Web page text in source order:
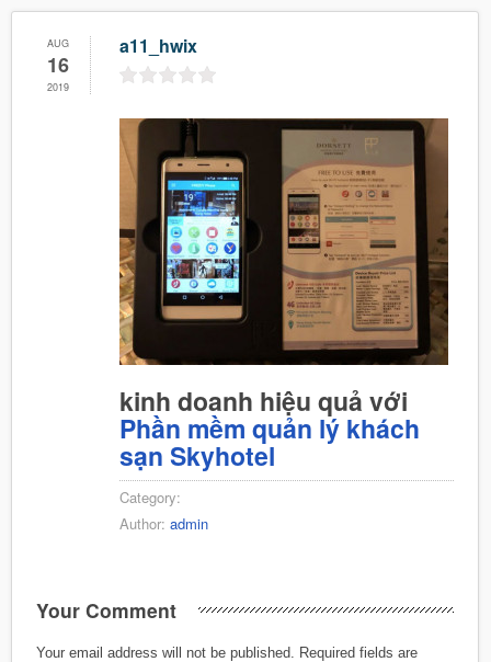
AUG
16
2019
a11_hwix
kinh doanh hiệu quả với
Phần mềm quản lý khách
sạn Skyhotel
Category:
Author: admin
Your Comment
Your email address will not be published.
Required fields are